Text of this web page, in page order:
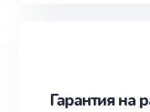
Гарантия на